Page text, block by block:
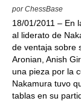
por ChessBase
18/01/2011 – En
al liderato de
de ventaja sobre
Aronian, Anish
una pieza por la
Nakamura tuvo
tablas en su